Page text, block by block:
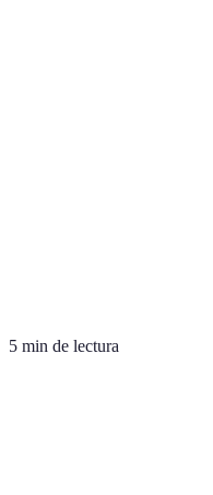
5 min de lectura